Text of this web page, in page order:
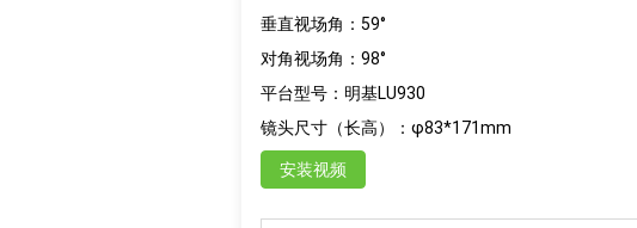
垂直视场角：59°
对角视场角：98°
平台型号：明基LU930
镜头尺寸（长高）：φ83*171mm
安装视频